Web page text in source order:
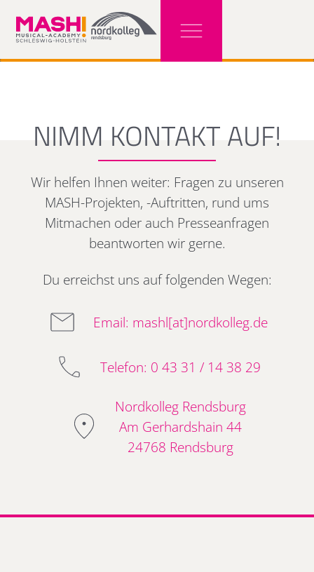
NIMM KONTAKT AUF!
Wir helfen Ihnen weiter: Fragen zu unseren
MASH-Projekten, -Auftritten, rund ums
Mitmachen oder auch Presseanfragen
beantworten wir gerne.
Du erreichst uns auf folgenden Wegen:
Email: mashl[at]nordkolleg.de
Telefon: 0 43 31 / 14 38 29
Nordkolleg Rendsburg
Am Gerhardshain 44
24768 Rendsburg